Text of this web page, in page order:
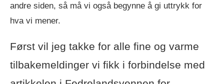
andre siden, så må vi også begynne å gi uttrykk for
hva vi mener.
Først vil jeg takke for alle fine og varme
tilbakemeldinger vi fikk i forbindelse med